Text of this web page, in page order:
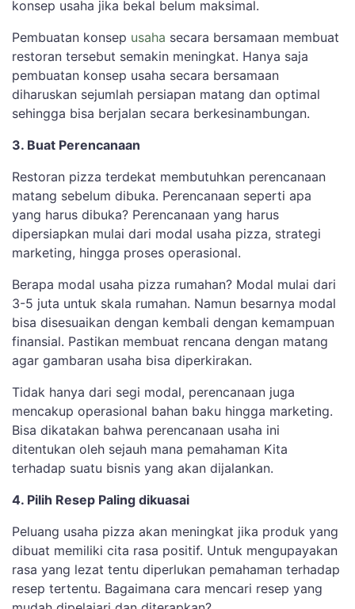
konsep usaha jika bekal belum maksimal.
Pembuatan konsep usaha secara bersamaan membuat
restoran tersebut semakin meningkat. Hanya saja
pembuatan konsep usaha secara bersamaan
diharuskan sejumlah persiapan matang dan optimal
sehingga bisa berjalan secara berkesinambungan.
3. Buat Perencanaan
Restoran pizza terdekat membutuhkan perencanaan
matang sebelum dibuka. Perencanaan seperti apa
yang harus dibuka? Perencanaan yang harus
dipersiapkan mulai dari modal usaha pizza, strategi
marketing, hingga proses operasional.
Berapa modal usaha pizza rumahan? Modal mulai dari
3-5 juta untuk skala rumahan. Namun besarnya modal
bisa disesuaikan dengan kembali dengan kemampuan
finansial. Pastikan membuat rencana dengan matang
agar gambaran usaha bisa diperkirakan.
Tidak hanya dari segi modal, perencanaan juga
mencakup operasional bahan baku hingga marketing.
Bisa dikatakan bahwa perencanaan usaha ini
ditentukan oleh sejauh mana pemahaman Kita
terhadap suatu bisnis yang akan dijalankan.
4. Pilih Resep Paling dikuasai
Peluang usaha pizza akan meningkat jika produk yang
dibuat memiliki cita rasa positif. Untuk mengupayakan
rasa yang lezat tentu diperlukan pemahaman terhadap
resep tertentu. Bagaimana cara mencari resep yang